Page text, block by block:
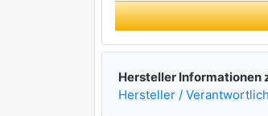
Hersteller Informationen
Hersteller /